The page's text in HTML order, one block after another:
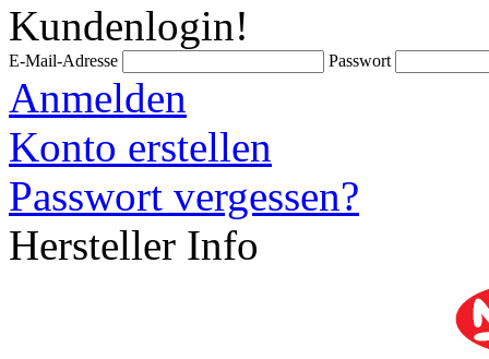
Kundenlogin!
E-Mail-Adresse Passwort
Anmelden
Konto erstellen
Passwort vergessen?
Hersteller Info